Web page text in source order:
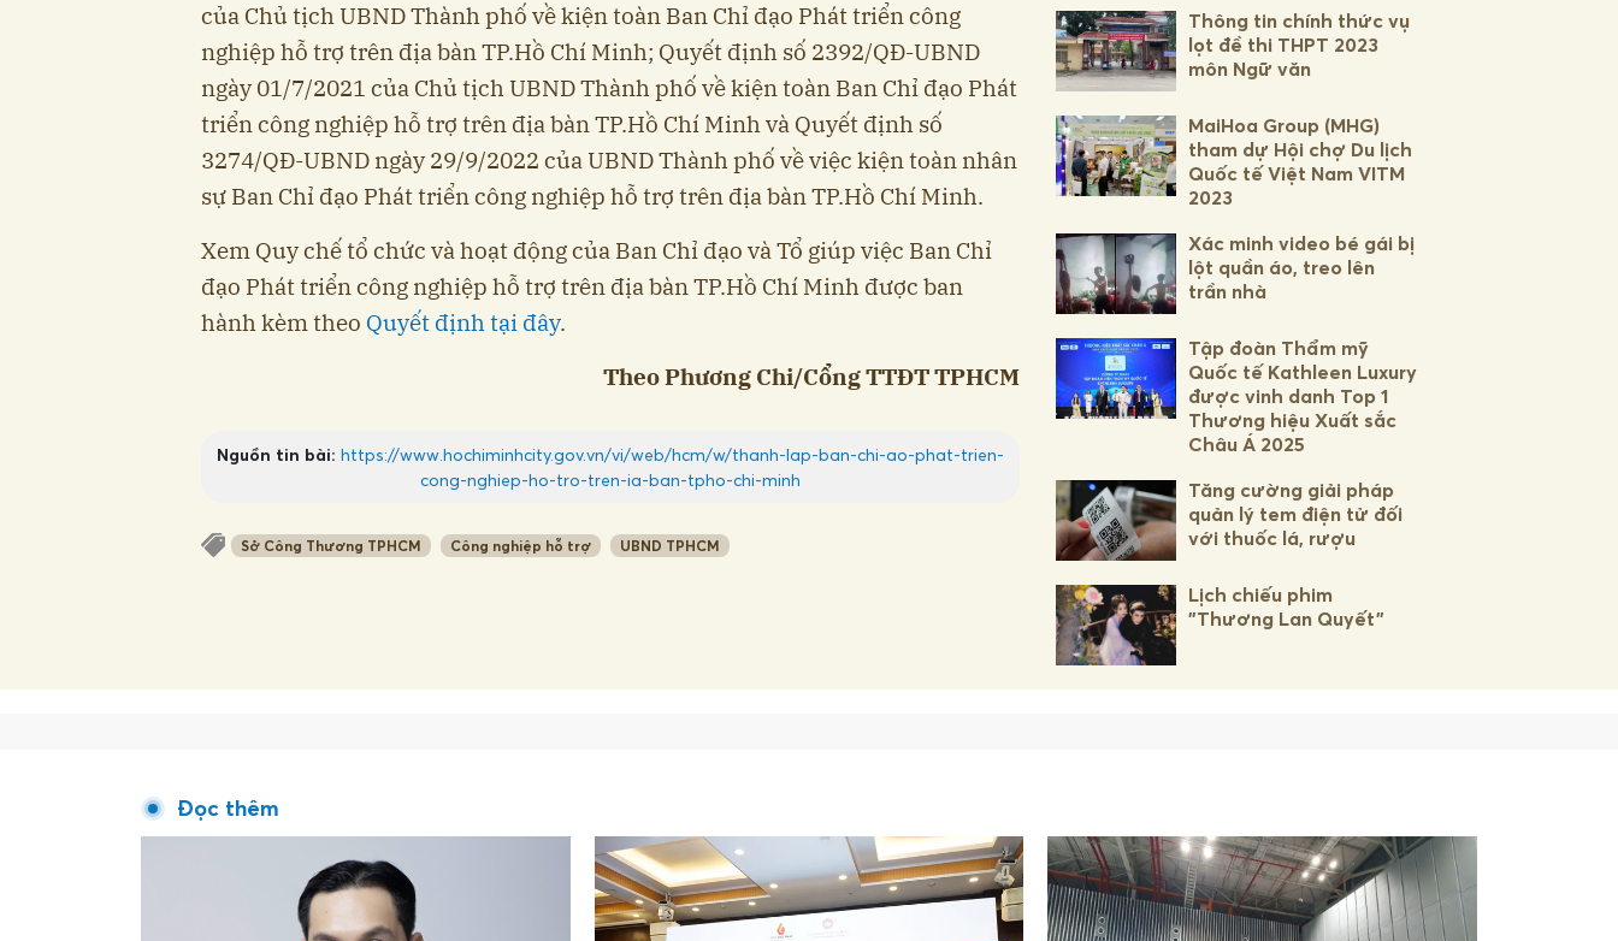
của Chủ tịch UBND Thành phố về kiện toàn Ban Chỉ đạo Phát triển công
nghiệp hỗ trợ trên địa bàn TP.Hồ Chí Minh; Quyết định số 2392/QĐ-UBND
ngày 01/7/2021 của Chủ tịch UBND Thành phố về kiện toàn Ban Chỉ đạo Phát
triển công nghiệp hỗ trợ trên địa bàn TP.Hồ Chí Minh và Quyết định số
3274/QĐ-UBND ngày 29/9/2022 của UBND Thành phố về việc kiện toàn nhân
sự Ban Chỉ đạo Phát triển công nghiệp hỗ trợ trên địa bàn TP.Hồ Chí Minh.
Xem Quy chế tổ chức và hoạt động của Ban Chỉ đạo và Tổ giúp việc Ban Chỉ
đạo Phát triển công nghiệp hỗ trợ trên địa bàn TP.Hồ Chí Minh được ban
hành kèm theo Quyết định tại đây.
Theo Phương Chi/Cổng TTĐT TPHCM
Nguồn tin bài: https://www.hochiminhcity.gov.vn/vi/web/hcm/w/thanh-lap-ban-chi-ao-phat-trien-
cong-nghiep-ho-tro-tren-ia-ban-tpho-chi-minh
Sở Công Thương TPHCM Công nghiệp hỗ trợ UBND TPHCM
Thông tin chính thức vụ
lọt đề thi THPT 2023
môn Ngữ văn
MaiHoa Group (MHG)
tham dự Hội chợ Du lịch
Quốc tế Việt Nam VITM
2023
Xác minh video bé gái bị
lột quần áo, treo lên
trần nhà
Tập đoàn Thẩm mỹ
Quốc tế Kathleen Luxury
được vinh danh Top 1
Thương hiệu Xuất sắc
Châu Á 2025
Tăng cường giải pháp
quản lý tem điện tử đối
với thuốc lá, rượu
Lịch chiếu phim
"Thương Lan Quyết"
Đọc thêm